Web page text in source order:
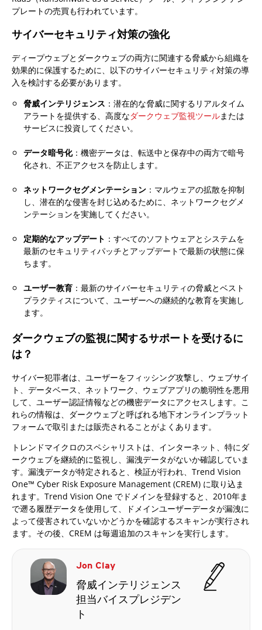
プレートの売買も行われています。
サイバーセキュリティ対策の強化
ディープウェブとダークウェブの両方に関連する脅威から組織を
効果的に保護するために、以下のサイバーセキュリティ対策の導
入を検討する必要があります。
脅威インテリジェンス ：潜在的な脅威に関するリアルタイム
アラートを提供する、高度なダークウェブ監視ツールまたは
サービスに投資してください。
データ暗号化：機密データは、転送中と保存中の両方で暗号
化され、不正アクセスを防止します。
ネットワークセグメンテーション ：マルウェアの拡散を抑制
し、潜在的な侵害を封じ込めるために、ネットワークセグメ
ンテーションを実施してください。
定期的なアップデート ：すべてのソフトウェアとシステムを
最新のセキュリティパッチとアップデートで最新の状態に保
ちます。
ユーザー教育 ：最新のサイバーセキュリティの脅威とベスト
プラクティスについて、ユーザーへの継続的な教育を実施し
ます。
ダークウェブの監視に関するサポートを受けるに
は？
サイバー犯罪者は、ユーザーをフィッシング攻撃し、ウェブサイ
ト、データベース、ネットワーク、ウェブアプリの脆弱性を悪用
して、ユーザー認証情報などの機密データにアクセスします。こ
れらの情報は、ダークウェブと呼ばれる地下オンラインプラット
フォームで取引または販売されることがよくあります。
トレンドマイクロのスペシャリストは、インターネット、特にダ
ークウェブを継続的に監視し、漏洩データがないか確認していま
す。漏洩データが特定されると、検証が行われ、Trend Vision
One™ Cyber​​ Risk Exposure Management (CREM) に取り込ま
れます。Trend Vision One でドメインを登録すると、2010年ま
で遡る履歴データを使用して、ドメインユーザーデータが漏洩に
よって侵害されていないかどうかを確認するスキャンが実行され
ます。その後、CREM は毎週追加のスキャンを実行します。
Jon Clay
脅威インテリジェンス
担当バイスプレジデン
ト